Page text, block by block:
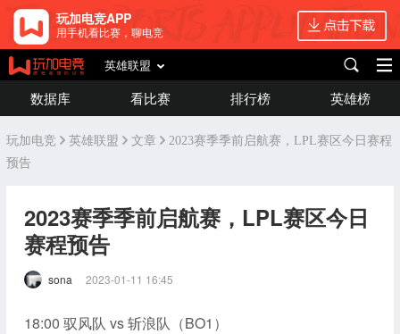
玩加电竞APP
用手机看比赛，聊电竞
英雄联盟
数据库 看比赛 排行榜 英雄榜
玩加电竞 英雄联盟 文章
2023赛季季前启航赛，LPL赛区今日赛程
预告
2023赛季季前启航赛，LPL赛区今日
赛程预告
sona 2023-01-11 16:45
18:00 驭风队 vs 斩浪队（BO1）